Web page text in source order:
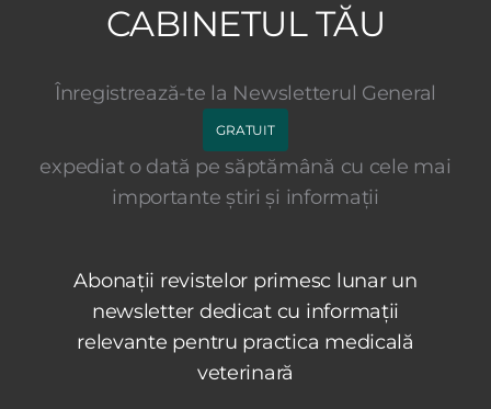
CABINETUL TĂU
Înregistrează-te la Newsletterul General
GRATUIT
expediat o dată pe săptămână cu cele mai
importante știri și informații
Abonații revistelor primesc lunar un
newsletter dedicat cu informații
relevante pentru practica medicală
veterinară